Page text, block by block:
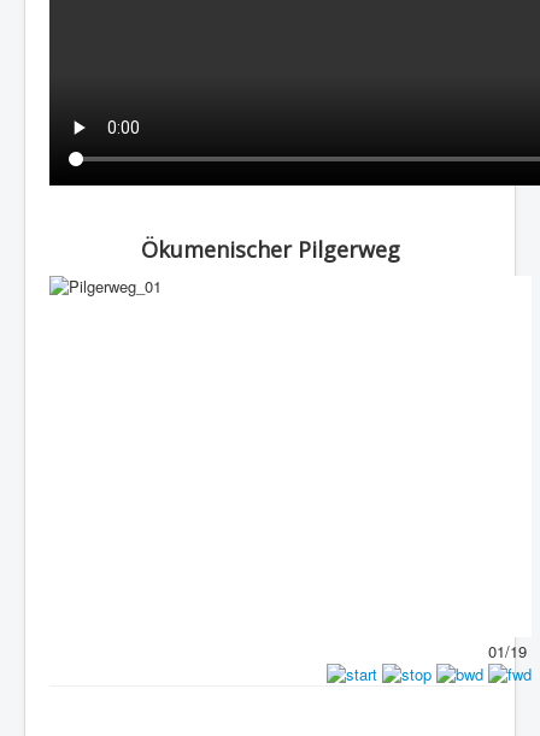
Ökumenischer Pilgerweg
01/19